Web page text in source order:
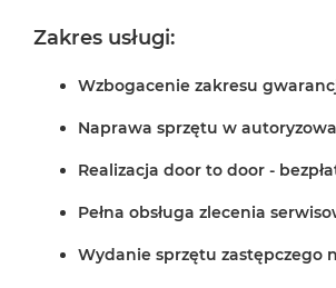
Zakres usługi:
Wzbogacenie zakresu
Naprawa sprzętu w
Realizacja door to door -
Pełna obsługa zlecenia
Wydanie sprzętu zastępczego